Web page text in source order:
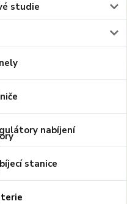
studie
nabíjení
stanice